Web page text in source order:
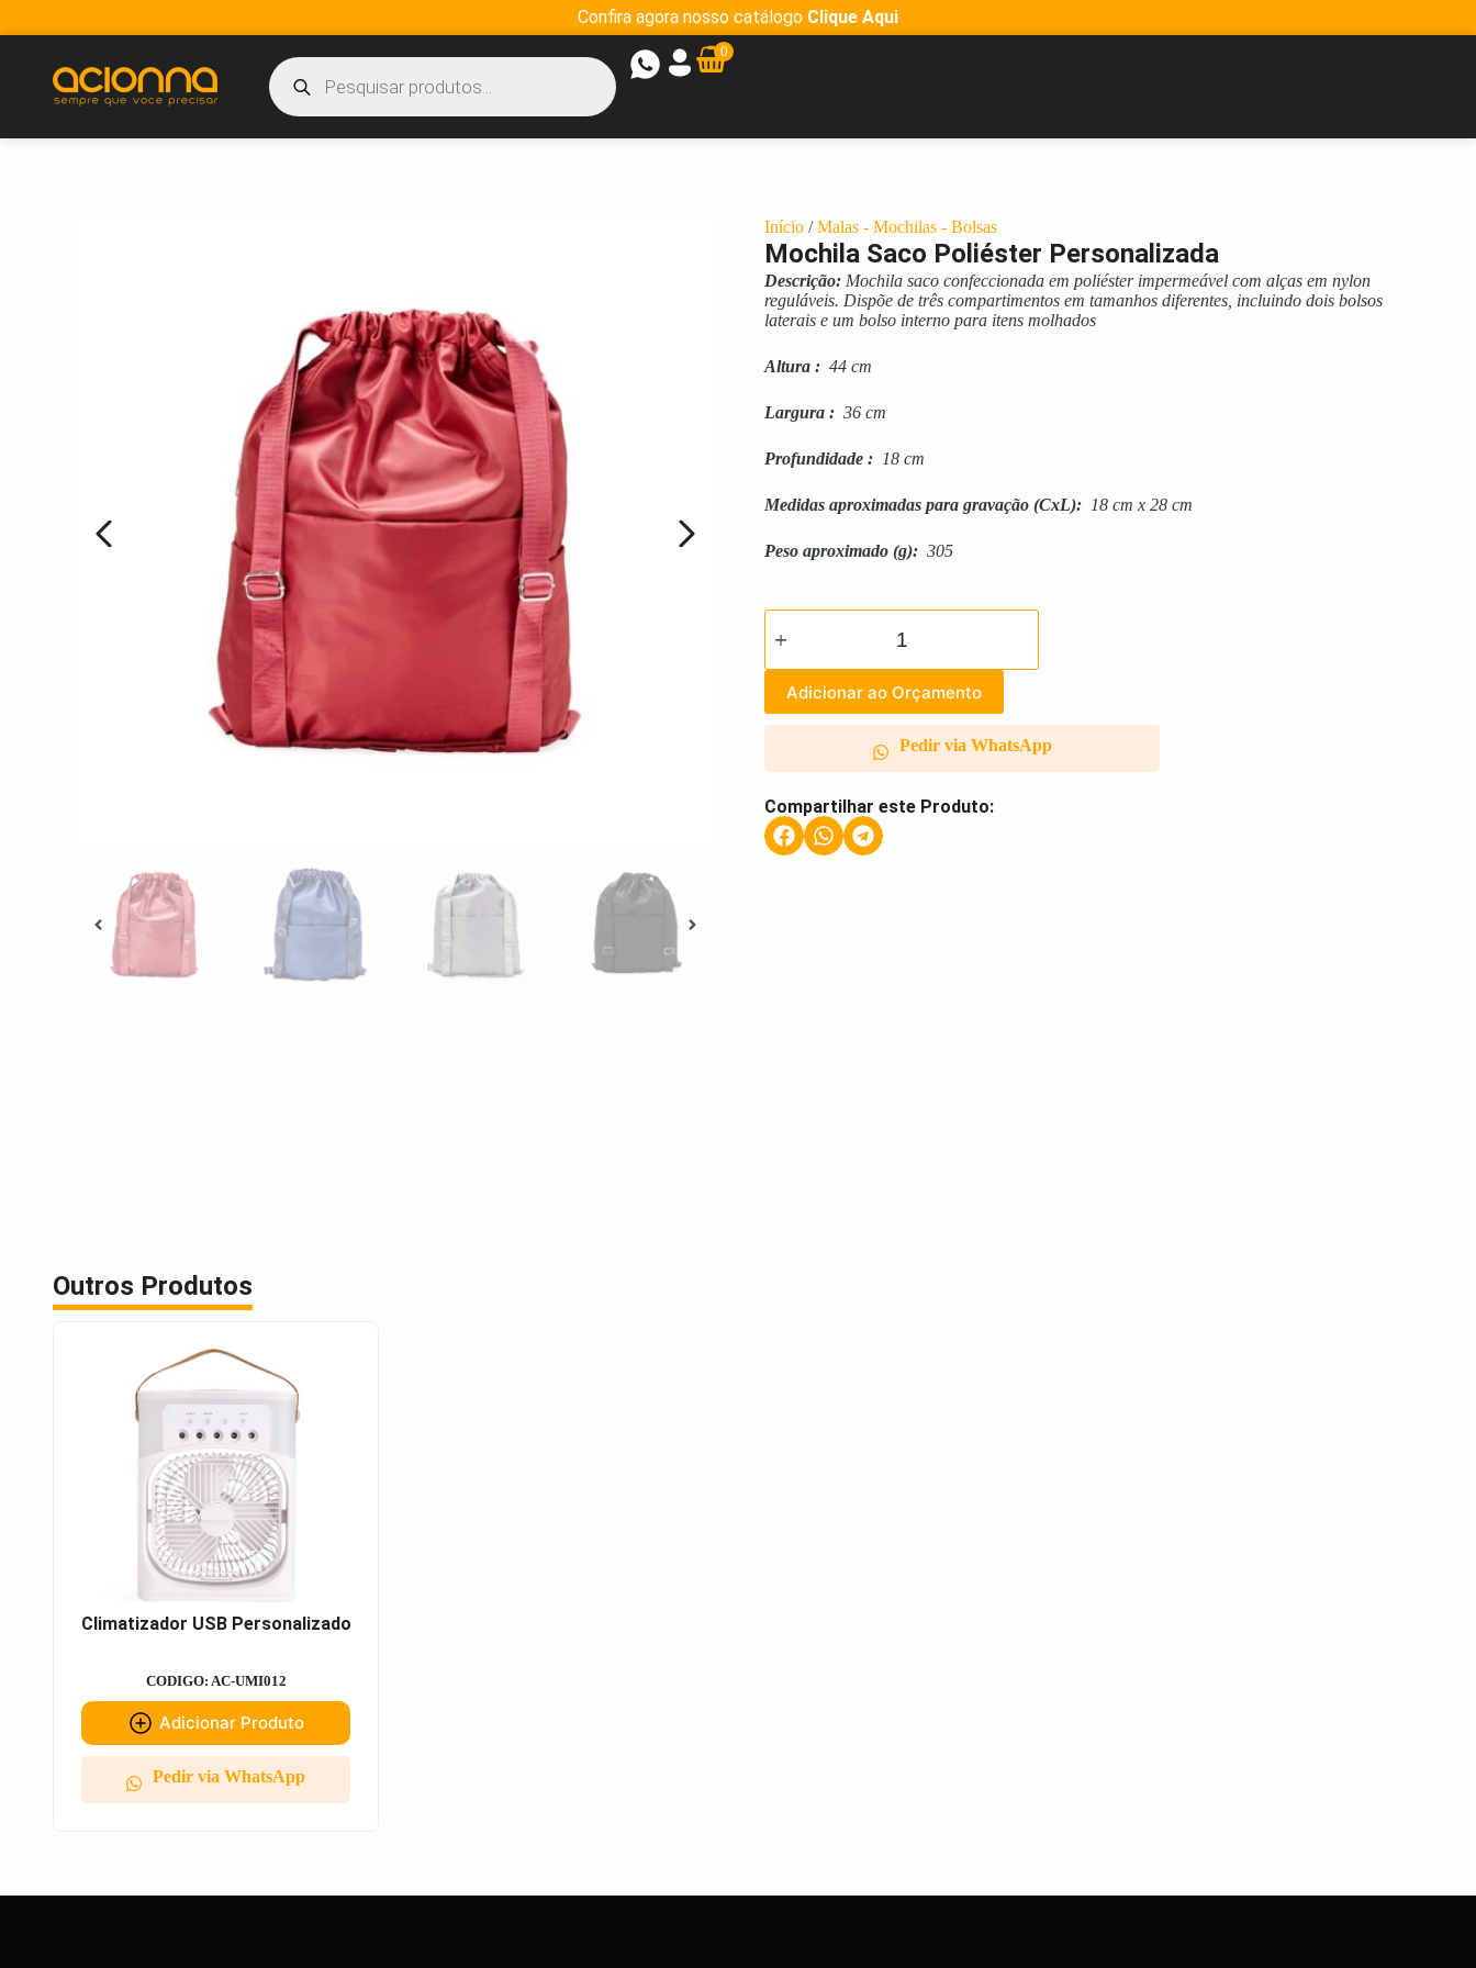
Confira agora nosso catálogo Clique Aqui
0
Início /Malas - Mochilas - Bolsas
Mochila Saco Poliéster Personalizada
Descrição: Mochila saco confeccionada em poliéster impermeável com alças em nylon
reguláveis. Dispõe de três compartimentos em tamanhos diferentes, incluindo dois bolsos
laterais e um bolso interno para itens molhados
Altura : 44 cm
Largura : 36 cm
Profundidade : 18 cm
Medidas aproximadas para gravação (CxL): 18 cm x 28 cm
Peso aproximado (g): 305
Adicionar ao Orçamento
Pedir via WhatsApp
Compartilhar este Produto:
Outros Produtos
Climatizador USB Personalizado
CODIGO: AC-UMI012
Adicionar Produto
Pedir via WhatsApp